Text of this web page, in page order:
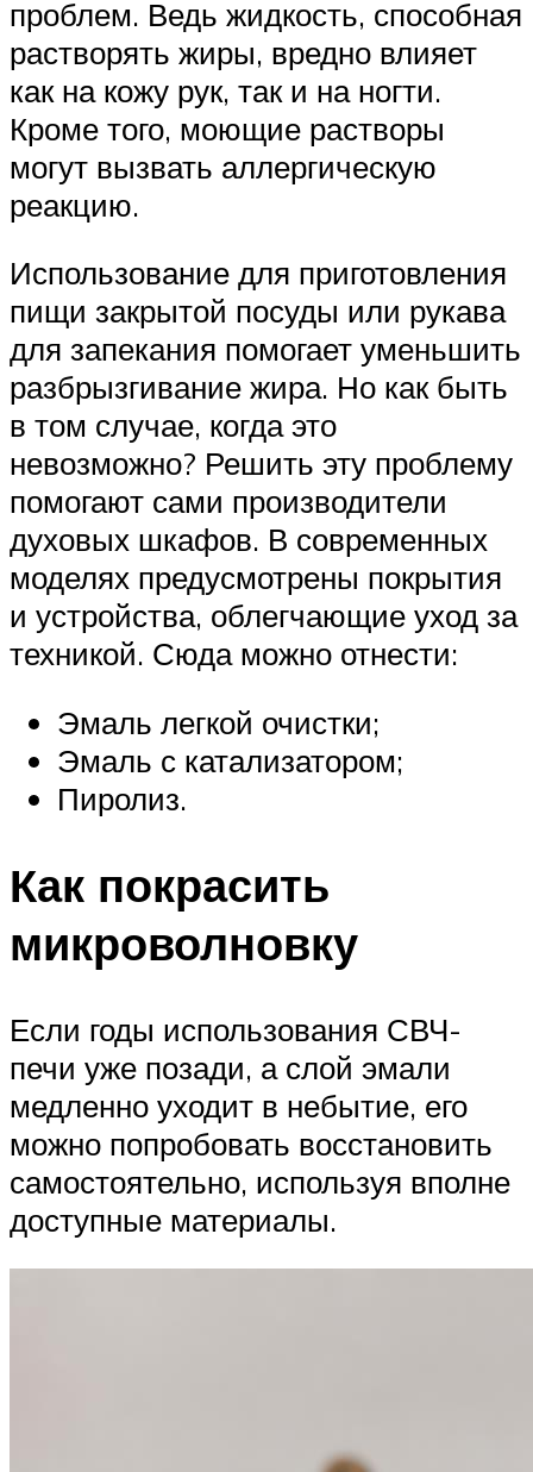
проблем. Ведь жидкость, способная
растворять жиры, вредно влияет
как на кожу рук, так и на ногти.
Кроме того, моющие растворы
могут вызвать аллергическую
реакцию.
Использование для приготовления
пищи закрытой посуды или рукава
для запекания помогает уменьшить
разбрызгивание жира. Но как быть
в том случае, когда это
невозможно? Решить эту проблему
помогают сами производители
духовых шкафов. В современных
моделях предусмотрены покрытия
и устройства, облегчающие уход за
техникой. Сюда можно отнести:
Эмаль легкой очистки;
Эмаль с катализатором;
Пиролиз.
Как покрасить
микроволновку
Если годы использования СВЧ-
печи уже позади, а слой эмали
медленно уходит в небытие, его
можно попробовать восстановить
самостоятельно, используя вполне
доступные материалы.